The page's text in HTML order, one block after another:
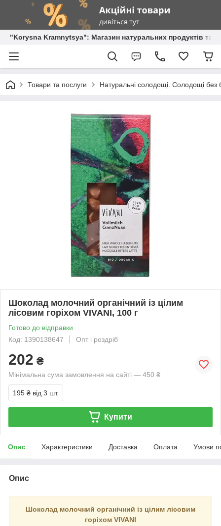
"Korysna Kramnytsya": Магазин натуральних продуктів та
Товари та послуги Натуральні солодощі. Солодощі без
Шоколад молочний органічний із цілим
лісовим горіхом VIVANI, 100 г
Готово до відправки
Код: 1390138647
Опт і роздріб
202 ₴
Мінімальна сума замовлення на сайті — 450 ₴
195 ₴ від 3 шт.
Купити
Опис Характеристики Доставка Оплата Умови
Опис
Шоколад молочний органічний із цілим лісовим
горіхом VIVANI